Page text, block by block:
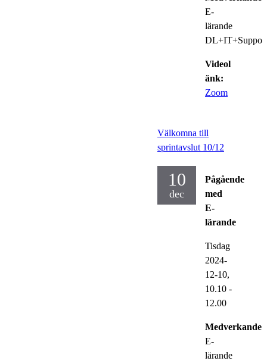
E-
lärande
DL+IT+Support
Videol
änk:
Zoom
Välkomna till
sprintavslut 10/12
10
dec
Pågående
med
E-
lärande
Tisdag
2024-
12-10,
10.10 -
12.00
Medverkande:
E-
lärande